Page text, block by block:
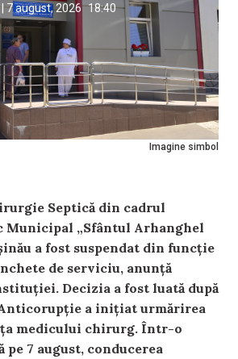
Imagine simbol
7 august, 2026 18:40
Septică din cadrul
„Sfântul Arhanghel
a fost suspendat din funcție
de serviciu, anunță
Decizia a fost luată după
a inițiat urmărirea
medicului chirurg. Într-o
7 august, conducerea